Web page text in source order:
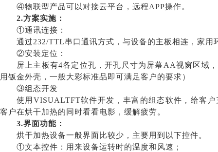
④物联型产品可以对接云平台，远程APP操作。
2.方案实施：
①通讯连接：
通过232/TTL串口通讯方式，与设备的主板相连，家
②安装定位：
屏上主板有4各定位孔，开孔尺寸为屏幕AA视窗区域
用钣金外壳，一般大彩标准品即可满足客户的要求）
③组态开发
使用 VISUALTFT软件开发，丰富的组态软件，给客
客户在烘干加热的同时看看电影，缓解疲劳。
3.界面功能：
烘干加热设备一般界面比较少，主要用到以下控件。
①文本控件：用来设备运转时的温度和风速；